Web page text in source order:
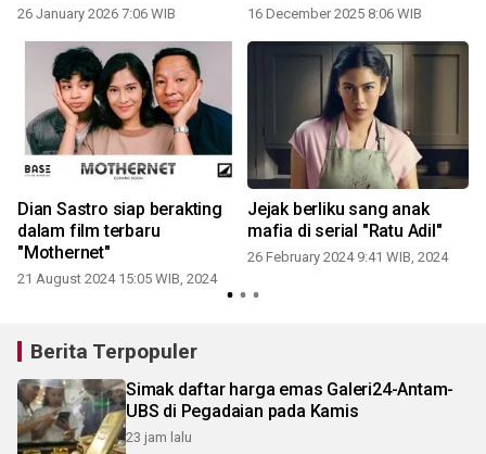
26 January 2026 7:06 WIB 16 December 2025 8:06 WIB
Dian Sastro siap berakting
dalam film terbaru
"Mothernet"
21 August 2024 15:05 WIB, 2024
Jejak berliku sang anak
mafia di serial "Ratu Adil"
26 February 2024 9:41 WIB, 2024
Berita Terpopuler
Simak daftar harga emas Galeri24-Antam-
UBS di Pegadaian pada Kamis
23 jam lalu